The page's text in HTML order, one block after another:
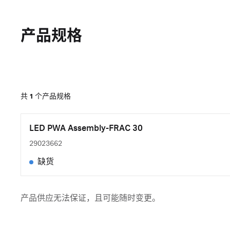
产品规格
共 1 个产品规格
LED PWA Assembly-FRAC 30
29023662
缺货
产品供应无法保证，且可能随时变更。